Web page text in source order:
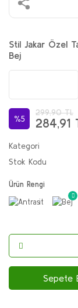
Stil Jakar Özel
Bej
%5
299,90 TL
284,91
Kategori
Stok Kodu
Ürün Rengi
Sepete